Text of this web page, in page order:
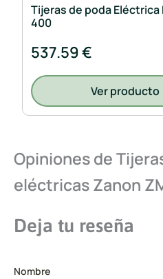
Tijeras de poda Eléctrica
400
537.59 €
Ver producto
Opiniones de
eléctricas Zanon
Deja tu reseña
Nombre